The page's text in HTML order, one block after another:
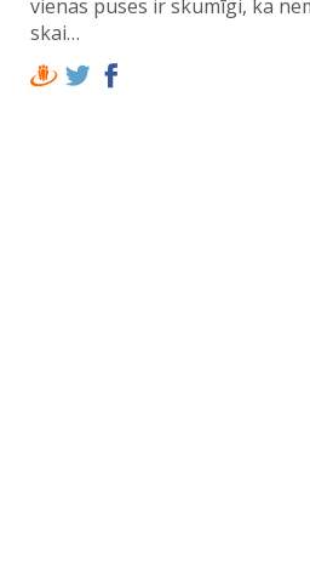
vienas puses ir skumīgi, ka
skai…